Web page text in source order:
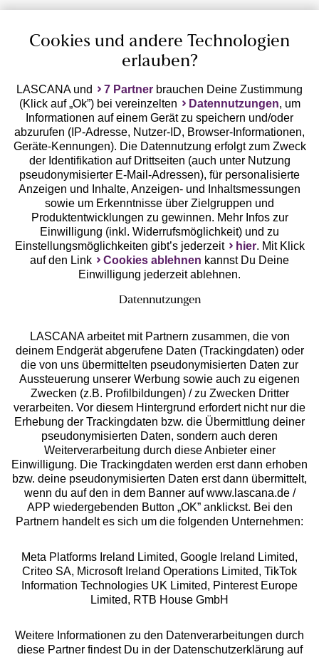
Geprüfte Sicherheit
Unsere Apps
Services
Beratung
Über uns
Rechtliches
Alle Preise inkl. MwSt., zzgl.
Versandkosten
** Bonität vorausgesetzt, berechtigt zur Bonitätsprüfung
Cookies und andere Technologien
erlauben?
LASCANA und 7 Partner brauchen Deine Zustimmung
(Klick auf „Ok”) bei vereinzelten
Datennutzungen, um
Informationen auf einem Gerät zu speichern und/oder
abzurufen (IP-Adresse, Nutzer-ID, Browser-Informationen,
Geräte-Kennungen). Die Datennutzung erfolgt zum Zweck
der Identifikation auf Drittseiten (auch unter Nutzung
pseudonymisierter E-Mail-Adressen), für personalisierte
Anzeigen und Inhalte, Anzeigen- und Inhaltsmessungen
sowie um Erkenntnisse über Zielgruppen und
Produktentwicklungen zu gewinnen. Mehr Infos zur
Einwilligung (inkl. Widerrufsmöglichkeit) und zu
Einstellungsmöglichkeiten gibt’s jederzeit
hier. Mit Klick
auf den Link
Cookies ablehnen kannst Du Deine
Einwilligung jederzeit ablehnen.
Datennutzungen
LASCANA arbeitet mit Partnern zusammen, die von
deinem Endgerät abgerufene Daten (Trackingdaten) oder
die von uns übermittelten pseudonymisierten Daten zur
Aussteuerung unserer Werbung sowie auch zu eigenen
Zwecken (z.B. Profilbildungen) / zu Zwecken Dritter
verarbeiten. Vor diesem Hintergrund erfordert nicht nur die
Erhebung der Trackingdaten bzw. die Übermittlung deiner
pseudonymisierten Daten, sondern auch deren
Weiterverarbeitung durch diese Anbieter einer
Einwilligung. Die Trackingdaten werden erst dann erhoben
bzw. deine pseudonymisierten Daten erst dann übermittelt,
wenn du auf den in dem Banner auf www.lascana.de /
APP wiedergebenden Button „OK” anklickst. Bei den
Partnern handelt es sich um die folgenden Unternehmen:
Meta Platforms Ireland Limited, Google Ireland Limited,
Criteo SA, Microsoft Ireland Operations Limited, TikTok
Information Technologies UK Limited, Pinterest Europe
Limited, RTB House GmbH
Weitere Informationen zu den Datenverarbeitungen durch
diese Partner findest Du in der Datenschutzerklärung auf